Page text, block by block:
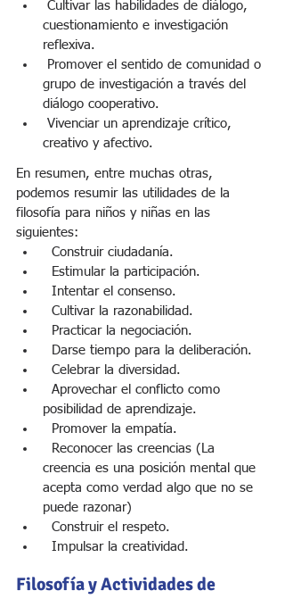
cuestionamiento e investigación
reflexiva.
grupo de investigación a través del
diálogo cooperativo.
creativo y afectivo.
En resumen, entre muchas otras,
podemos resumir las utilidades de la
filosofía para niños y niñas en las
siguientes:
  Construir ciudadanía.
  Estimular la participación.
  Intentar el consenso.
  Cultivar la razonabilidad.
  Practicar la negociación.
  Darse tiempo para la deliberación.
  Celebrar la diversidad.
posibilidad de aprendizaje.
  Promover la empatía.
creencia es una posición mental que
acepta como verdad algo que no se
puede razonar)
  Construir el respeto.
  Impulsar la creatividad.
Filosofía y Actividades de